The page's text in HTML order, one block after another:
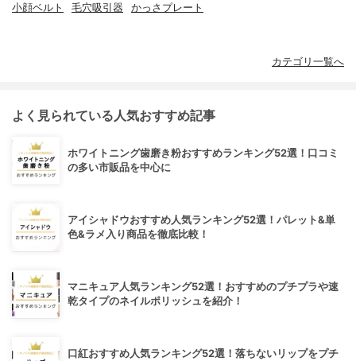
小顔ベルト 毛穴吸引器 かっさプレート
カテゴリ一覧へ
よく見られている人気おすすめ記事
ホワイトニング歯磨き粉おすすめランキング52選！口コミ
の多い市販品を中心に
アイシャドウおすすめ人気ランキング52選！パレット&単
色&ラメ入り商品を徹底比較！
マニキュア人気ランキング52選！おすすめのプチプラや速
乾タイプのネイルポリッシュを紹介！
口紅おすすめ人気ランキング52選！落ちないリップをプチ